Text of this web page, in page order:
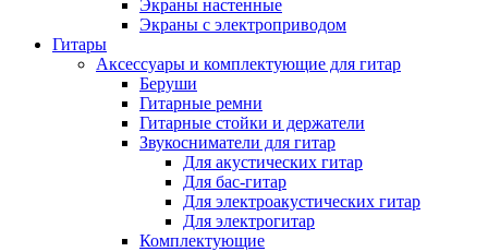
Экраны настенные
Экраны с электроприводом
Гитары
Аксессуары и комплектующие для гитар
Беруши
Гитарные ремни
Гитарные стойки и держатели
Звукосниматели для гитар
Для акустических гитар
Для бас-гитар
Для электроакустических гитар
Для электрогитар
Комплектующие